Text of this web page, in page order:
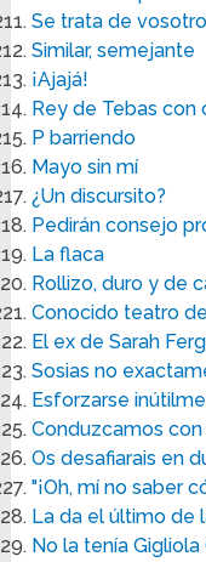
Se trata de
Similar, semejante
¡Ajajá!
Rey de Tebas
P barriendo
Mayo sin mí
¿Un discursito?
Pedirán consejo
La flaca
Rollizo, duro y de
Conocido teatro
El ex de Sarah
Sosias no
Esforzarse
Conduzcamos
Os desafiarais en
"¡Oh, mí no saber
La da el último de
No la tenía